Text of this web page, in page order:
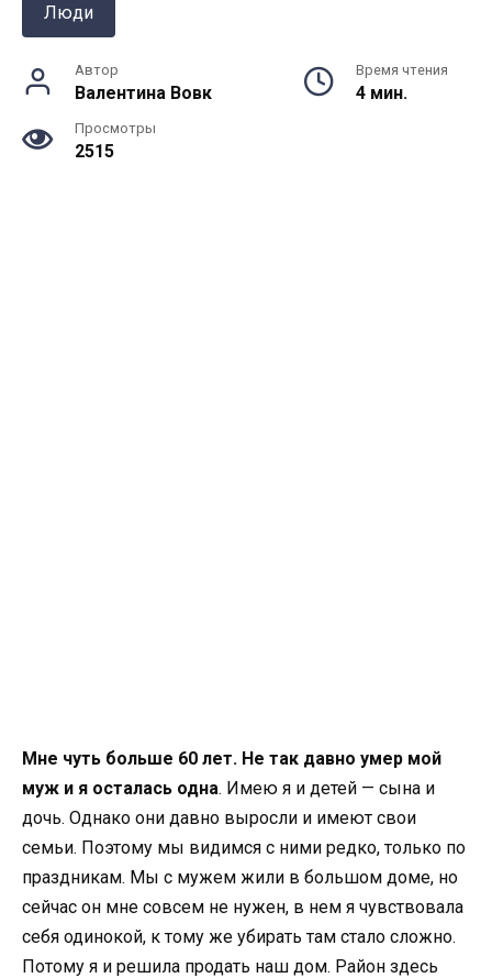
Люди
Автор
Валентина Вовк
Время чтения
4 мин.
Просмотры
2515
Мне чуть больше 60 лет. Не так давно умер мой
муж и я осталась одна. Имею я и детей — сына и
дочь. Однако они давно выросли и имеют свои
семьи. Поэтому мы видимся с ними редко, только по
праздникам. Мы с мужем жили в большом доме, но
сейчас он мне совсем не нужен, в нем я чувствовала
себя одинокой, к тому же убирать там стало сложно.
Потому я и решила продать наш дом. Район здесь